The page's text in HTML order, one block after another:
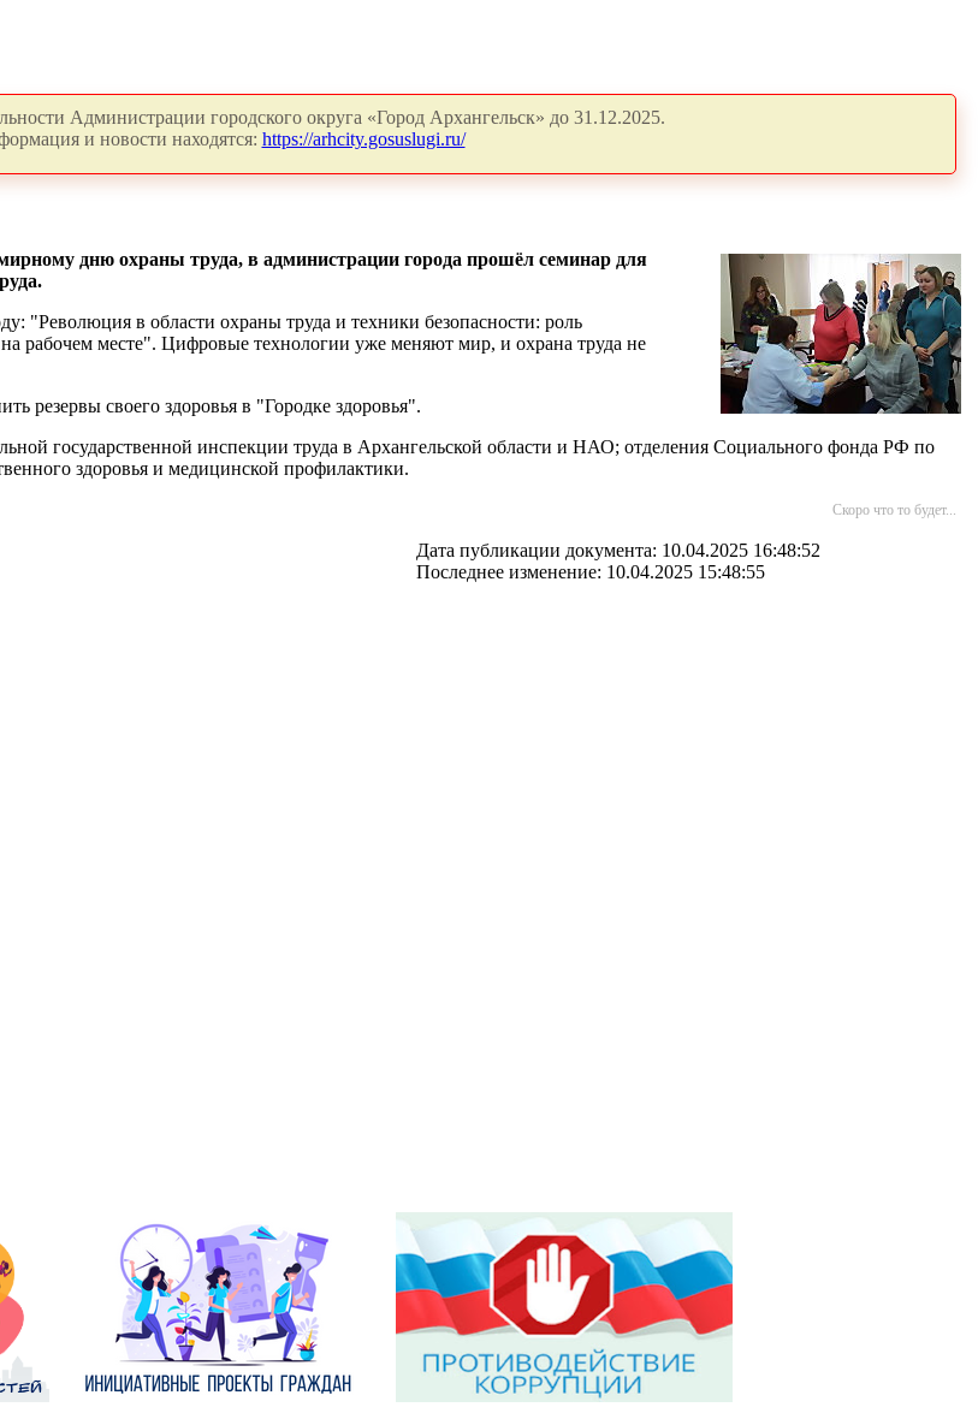
Администрации городского округа «Город Архангельск» до 31.12.2025.
и новости находятся: https://arhcity.gosuslugi.ru/
дню охраны труда, в администрации города прошёл семинар для
"Революция в области охраны труда и техники безопасности: роль
рабочем месте". Цифровые технологии уже меняют мир, и охрана труда не
резервы своего здоровья в "Городке здоровья".
государственной инспекции труда в Архангельской области и НАО; отделения Социального фонда РФ по
здоровья и медицинской профилактики.
Скоро что то будет...
Дата публикации документа: 10.04.2025 16:48:52
Последнее изменение: 10.04.2025 15:48:55